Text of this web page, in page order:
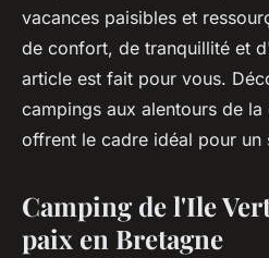
vacances paisibles et
de confort, de tranquillité et
article est fait pour vous.
campings aux alentours de
offrent le cadre idéal pour un
Camping de l'Ile
paix en Bretagne